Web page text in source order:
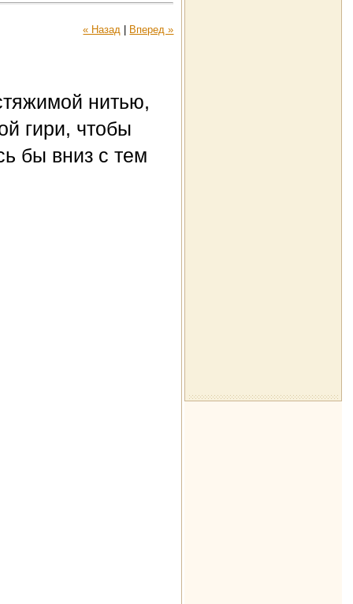
« Назад Вперед »
нитью,
гири, чтобы
бы вниз с тем